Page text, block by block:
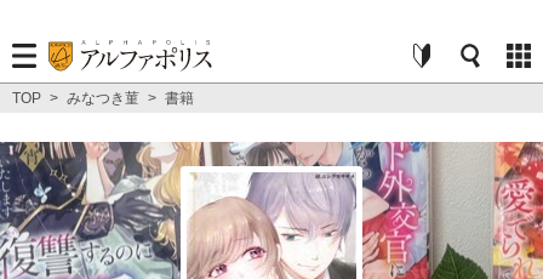
TOP > みなつき菫 > 書籍